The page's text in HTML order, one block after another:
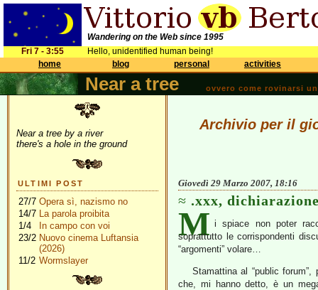
Wandering on the Web since 1995
Fri 7 - 3:55
Hello, unidentified human being!
home
blog personal activities
Near a tree ovvero come rovinarsi
Near a tree by a river
there's a hole in the ground
ULTIMI POST
27/7 Opera sì, nazismo no
14/7 La parola proibita
1/4
In campo con voi
23/2 Nuovo cinema Luftansia
(2026)
11/2 Wormslayer
Archivio per il
Giovedì 29 Marzo 2007, 18:16
.xxx,
M i spiace non poter
soprattutto le corrispondenti
“argomenti” volare…
Stamattina al “public
che, mi hanno detto, è un